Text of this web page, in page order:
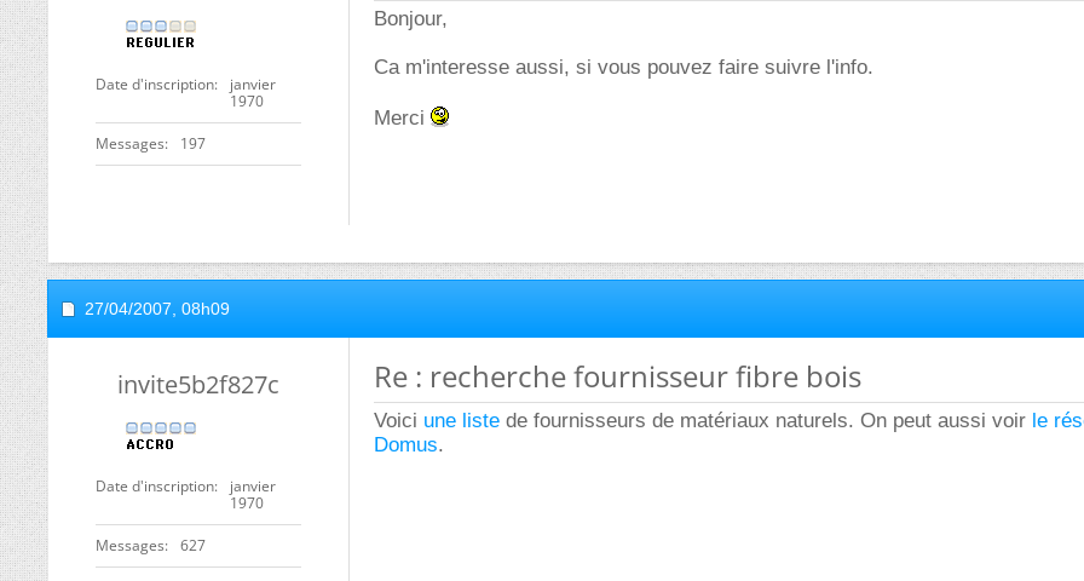
Date d'inscription
janvier
1970
Messages 197
Bonjour,
Ca m'interesse aussi, si vous pouvez faire suivre l'info.
Merci
27/04/2007, 08h09
invite5b2f827c
Date d'inscription
janvier
1970
Messages 627
Re : recherche fournisseur fibre bois
Voici une liste de fournisseurs de matériaux naturels. On peut aussi voir le
Domus.